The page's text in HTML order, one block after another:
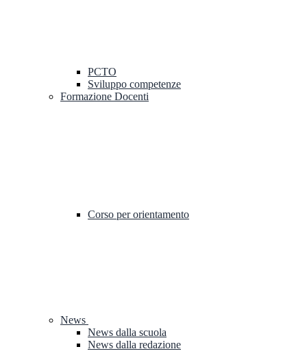
PCTO
Sviluppo competenze
Formazione Docenti
Corso per orientamento
News
News dalla scuola
News dalla redazione